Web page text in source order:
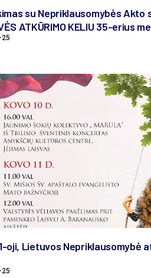
su Nepriklausomybės Akto
ATKŪRIMO KELIU 35-erius
oji, Lietuvos Nepriklausomybė